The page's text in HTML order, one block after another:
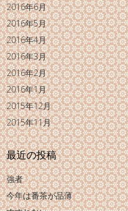
2016年6月
2016年5月
2016年4月
2016年3月
2016年2月
2016年1月
2015年12月
2015年11月
最近の投稿
強者
今年は番茶が品薄